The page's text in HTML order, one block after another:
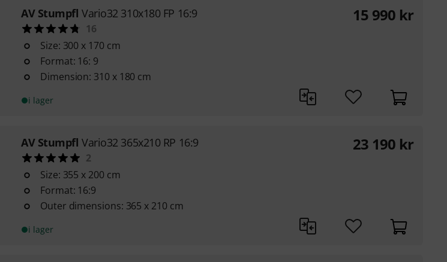
AV Stumpfl Vario32 310x180 FP 16:9
16
Size: 300 x 170 cm
Format: 16: 9
Dimension: 310 x 180 cm
i lager
15 990 kr
AV Stumpfl Vario32 365x210 RP 16:9
2
Size: 355 x 200 cm
Format: 16:9
Outer dimensions: 365 x 210 cm
i lager
23 190 kr